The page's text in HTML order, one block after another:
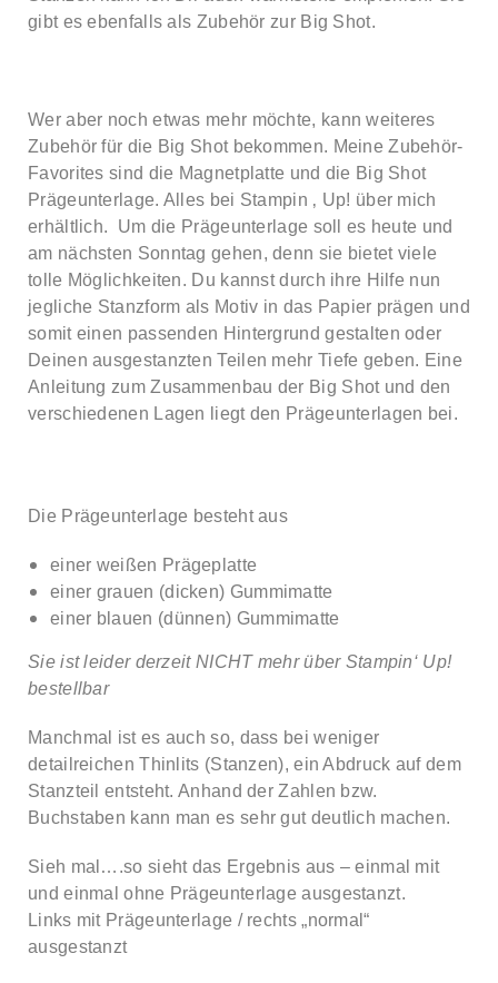
gibt es ebenfalls als Zubehör zur Big Shot.
Wer aber noch etwas mehr möchte, kann weiteres
Zubehör für die Big Shot bekommen. Meine Zubehör-
Favorites sind die Magnetplatte und die Big Shot
Prägeunterlage. Alles bei Stampin ‚ Up! über mich
erhältlich. Um die Prägeunterlage soll es heute und
am nächsten Sonntag gehen, denn sie bietet viele
tolle Möglichkeiten. Du kannst durch ihre Hilfe nun
jegliche Stanzform als Motiv in das Papier prägen und
somit einen passenden Hintergrund gestalten oder
Deinen ausgestanzten Teilen mehr Tiefe geben. Eine
Anleitung zum Zusammenbau der Big Shot und den
verschiedenen Lagen liegt den Prägeunterlagen bei.
Die Prägeunterlage besteht aus
einer weißen Prägeplatte
einer grauen (dicken) Gummimatte
einer blauen (dünnen) Gummimatte
Sie ist leider derzeit NICHT mehr über Stampin‘ Up!
bestellbar
Manchmal ist es auch so, dass bei weniger
detailreichen Thinlits (Stanzen), ein Abdruck auf dem
Stanzteil entsteht. Anhand der Zahlen bzw.
Buchstaben kann man es sehr gut deutlich machen.
Sieh mal….so sieht das Ergebnis aus – einmal mit
und einmal ohne Prägeunterlage ausgestanzt.
Links mit Prägeunterlage / rechts „normal“
ausgestanzt